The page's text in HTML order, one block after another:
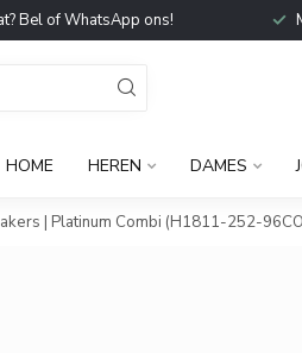
Bel of WhatsApp ons!
HOME HEREN DAMES
| Platinum Combi (H1811-252-